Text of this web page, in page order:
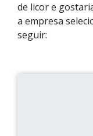
de licor e
a empresa
seguir: